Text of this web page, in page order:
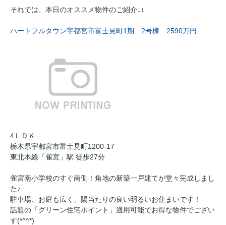
それでは、本日のオススメ物件のご紹介↓↓
ハートフルタウン宇都宮市富士見町1期 2号棟 2590万円
4ＬＤＫ
栃木県宇都宮市富士見町1200-17
東北本線「雀宮」駅 徒歩27分
雀宮南小学校のすぐ南側！角地の新築一戸建てが堂々完成しまし
た♪
駐車場、お庭も広く、陽当たりの良い明るいお住まいです！
話題の「グリーン住宅ポイント」適用可能でお得な物件でござい
す(*^^*)